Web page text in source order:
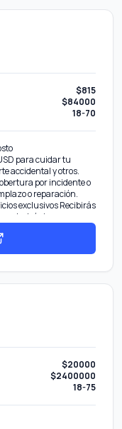
$815
$84000
18-70
para cuidar tu
accidental y otros.
por incidente o
o reparación.
exclusivos Recibirás
electrónico
de crédito en efectivo
o saldo.
tarjeta por tu buen
$20000
$2400000
18-75